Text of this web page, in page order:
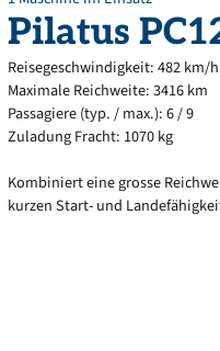
Pilatus
Reisegeschwindigkeit: 482 km/h
Maximale Reichweite: 3416 km
Passagiere (typ. / max.): 6 / 9
Zuladung Fracht: 1070 kg
Kombiniert eine grosse
kurzen Start- und